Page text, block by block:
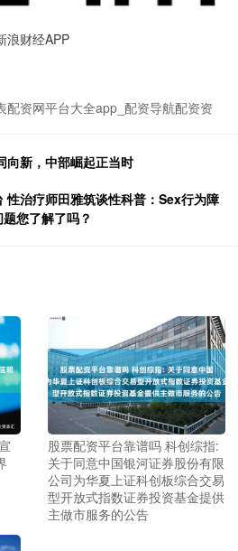
浪财经APP
配资网平台大全app_配资导航配资资
向新，中部崛起正当时
性治疗师田雅筑谈性科普：Sex行为障
您了解了吗？
股票配资平台靠谱吗 科创综指:
关于同意中国银河证券股份有限
公司为华夏上证科创板综合交易
型开放式指数证券投资基金提供
主做市服务的公告